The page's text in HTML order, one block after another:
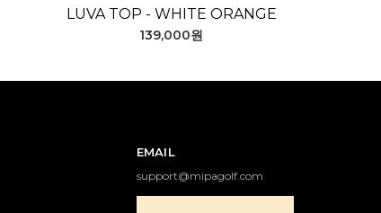
LUVA TOP - WHITE ORANGE
139,000원
EMAIL
support@mipagolf.com